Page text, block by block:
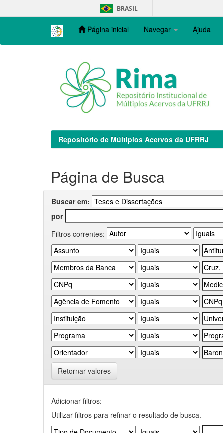
navigation
BRASIL
Página inicial Navegar Ajuda
Repositório de Múltiplos Acervos da UFRRJ
Página de Busca
Buscar em:
por
Filtros correntes:
Retornar valores
Adicionar filtros:
Utilizar filtros para refinar o resultado de busca.